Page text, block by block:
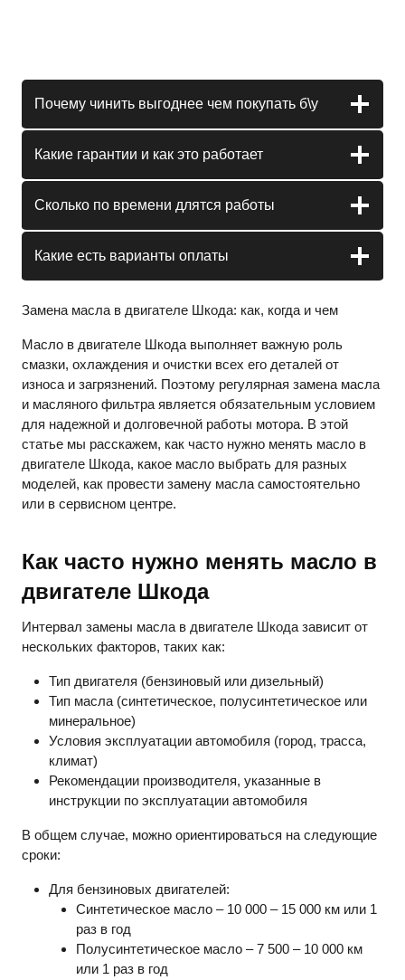
Почему чинить выгоднее чем покупать б\у
Какие гарантии и как это работает
Сколько по времени длятся работы
Какие есть варианты оплаты
Замена масла в двигателе Шкода: как, когда и чем
Масло в двигателе Шкода выполняет важную роль
смазки, охлаждения и очистки всех его деталей от
износа и загрязнений. Поэтому регулярная замена масла
и масляного фильтра является обязательным условием
для надежной и долговечной работы мотора. В этой
статье мы расскажем, как часто нужно менять масло в
двигателе Шкода, какое масло выбрать для разных
моделей, как провести замену масла самостоятельно
или в сервисном центре.
Как часто нужно менять масло в
двигателе Шкода
Интервал замены масла в двигателе Шкода зависит от
нескольких факторов, таких как:
Тип двигателя (бензиновый или дизельный)
Тип масла (синтетическое, полусинтетическое или
минеральное)
Условия эксплуатации автомобиля (город, трасса,
климат)
Рекомендации производителя, указанные в
инструкции по эксплуатации автомобиля
В общем случае, можно ориентироваться на следующие
сроки:
Для бензиновых двигателей:
Синтетическое масло – 10 000 – 15 000 км или 1
раз в год
Полусинтетическое масло – 7 500 – 10 000 км
или 1 раз в год